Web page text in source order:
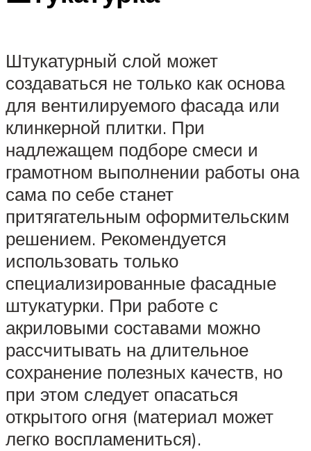
Штукатурный слой может
создаваться не только как основа
для вентилируемого фасада или
клинкерной плитки. При
надлежащем подборе смеси и
грамотном выполнении работы она
сама по себе станет
притягательным оформительским
решением. Рекомендуется
использовать только
специализированные фасадные
штукатурки. При работе с
акриловыми составами можно
рассчитывать на длительное
сохранение полезных качеств, но
при этом следует опасаться
открытого огня (материал может
легко воспламениться).